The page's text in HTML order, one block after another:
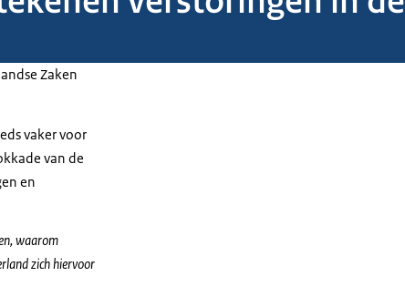
Zaken
vaker voor
van de
en
waarom
zich hiervoor